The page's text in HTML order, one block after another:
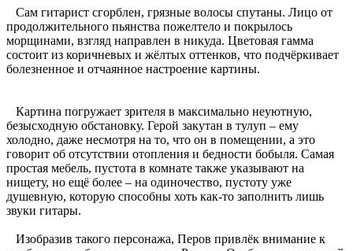
Сам гитарист сгорблен, грязные волосы спутаны. Лицо от
продолжительного пьянства пожелтело и покрылось
морщинами, взгляд направлен в никуда. Цветовая гамма
состоит из коричневых и жёлтых оттенков, что подчёркивает
болезненное и отчаянное настроение картины.
Картина погружает зрителя в максимально неуютную,
безысходную обстановку. Герой закутан в тулуп – ему
холодно, даже несмотря на то, что он в помещении, а это
говорит об отсутствии отопления и бедности бобыля. Самая
простая мебель, пустота в комнате также указывают на
нищету, но ещё более – на одиночество, пустоту уже
душевную, которую способны хоть как-то заполнить лишь
звуки гитары.
Изобразив такого персонажа, Перов привлёк внимание к